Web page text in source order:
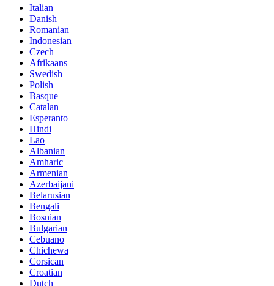
Italian
Danish
Romanian
Indonesian
Czech
Afrikaans
Swedish
Polish
Basque
Catalan
Esperanto
Hindi
Lao
Albanian
Amharic
Armenian
Azerbaijani
Belarusian
Bengali
Bosnian
Bulgarian
Cebuano
Chichewa
Corsican
Croatian
Dutch